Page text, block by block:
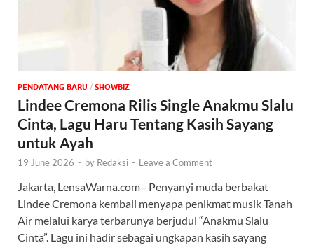
PENDATANG BARU / ‎SHOWBIZ
Lindee Cremona Rilis Single Anakmu Slalu
Cinta, Lagu Haru Tentang Kasih Sayang
untuk Ayah
19 June 2026 - by Redaksi - Leave a Comment
Jakarta, LensaWarna.com– Penyanyi muda berbakat
Lindee Cremona kembali menyapa penikmat musik Tanah
Air melalui karya terbarunya berjudul “Anakmu Slalu
Cinta”. Lagu ini hadir sebagai ungkapan kasih sayang